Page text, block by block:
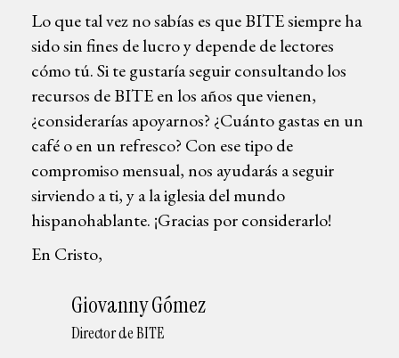
Lo que tal vez no sabías es que BITE siempre ha
sido sin fines de lucro y depende de lectores
cómo tú. Si te gustaría seguir consultando los
recursos de BITE en los años que vienen,
¿considerarías apoyarnos? ¿Cuánto gastas en un
café o en un refresco? Con ese tipo de
compromiso mensual, nos ayudarás a seguir
sirviendo a ti, y a la iglesia del mundo
hispanohablante. ¡Gracias por considerarlo!
En Cristo,
Giovanny Gómez
Director de BITE